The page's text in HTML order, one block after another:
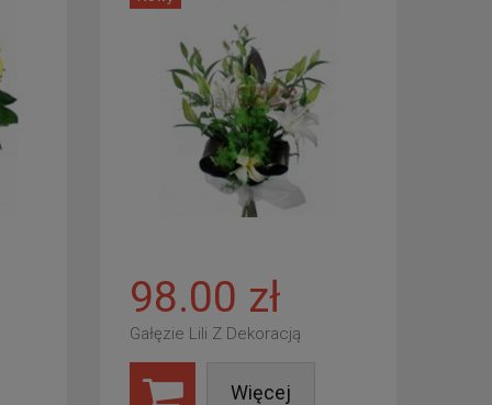
98.00 zł
Gałęzie Lili Z Dekoracją
Więcej